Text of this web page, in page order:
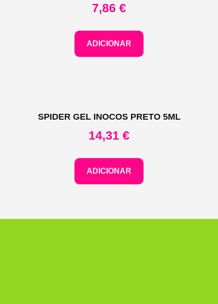
7,86 €
ADICIONAR
SPIDER GEL INOCOS PRETO 5ML
14,31 €
ADICIONAR